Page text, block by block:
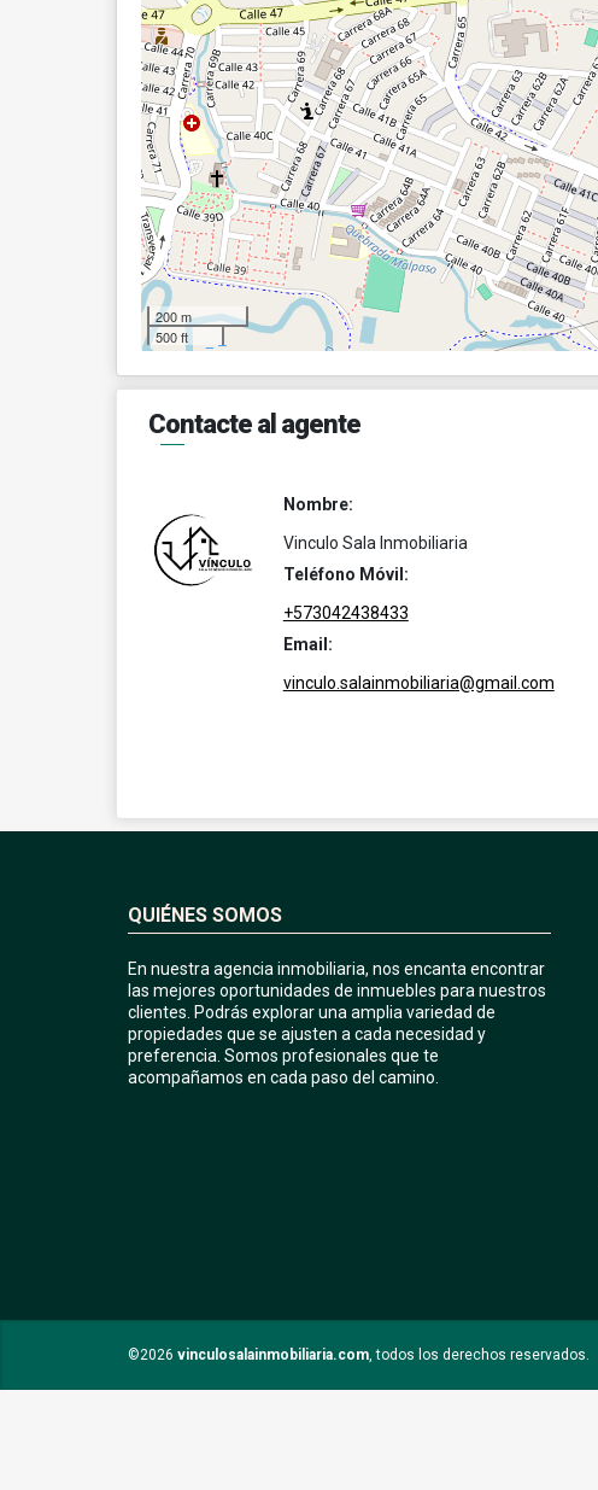
200 m
500 ft
Contacte al agente
Nombre:
Vinculo Sala Inmobiliaria
Teléfono Móvil:
+573042438433
Email:
vinculo.salainmobiliaria@gmail.com
QUIÉNES SOMOS
En nuestra agencia inmobiliaria, nos encanta encontrar
las mejores oportunidades de inmuebles para nuestros
clientes. Podrás explorar una amplia variedad de
propiedades que se ajusten a cada necesidad y
preferencia. Somos profesionales que te
acompañamos en cada paso del camino.
©2026 vinculosalainmobiliaria.com, todos los derechos reservados.